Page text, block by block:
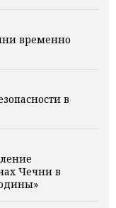
временно
в
Чечни в